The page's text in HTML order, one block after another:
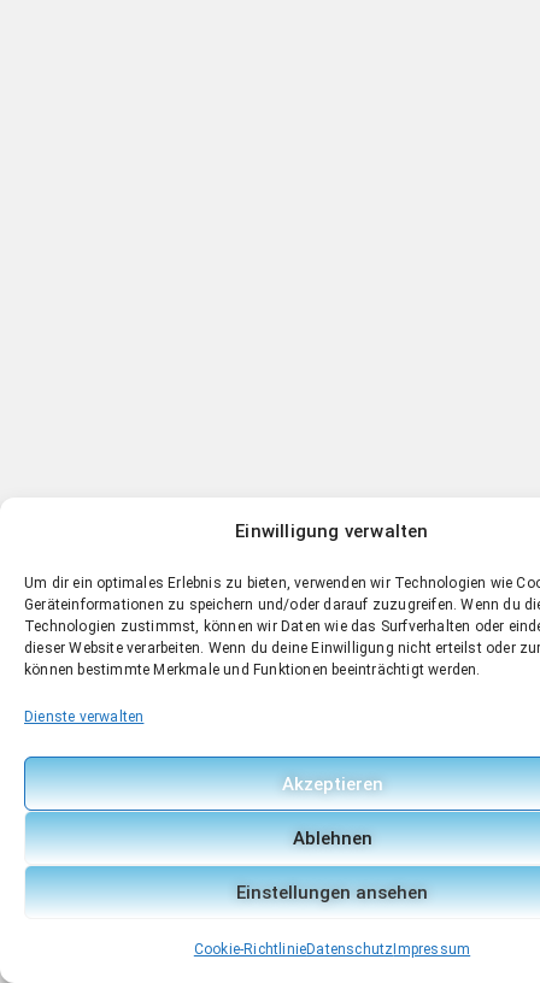
Einwilligung verwalten
Um dir ein optimales Erlebnis zu bieten, verwenden wir Technologien wie
Geräteinformationen zu speichern und/oder darauf zuzugreifen. Wenn du
Technologien zustimmst, können wir Daten wie das Surfverhalten oder
dieser Website verarbeiten. Wenn du deine Einwilligung nicht erteilst oder
können bestimmte Merkmale und Funktionen beeinträchtigt werden.
Dienste verwalten
Akzeptieren
Ablehnen
Einstellungen ansehen
Cookie-RichtlinieDatenschutz Impressum